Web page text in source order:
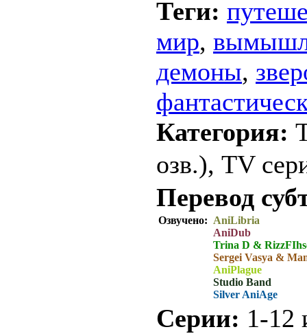
Теги:
мир,
демоны,
Категория:
озв.), TV
Перевод
Озвучено: AniLibria
AniDub
Trina D &
Sergei Vasya &
AniPlague
Studio Band
Silver AniAge
Серии: 1-12